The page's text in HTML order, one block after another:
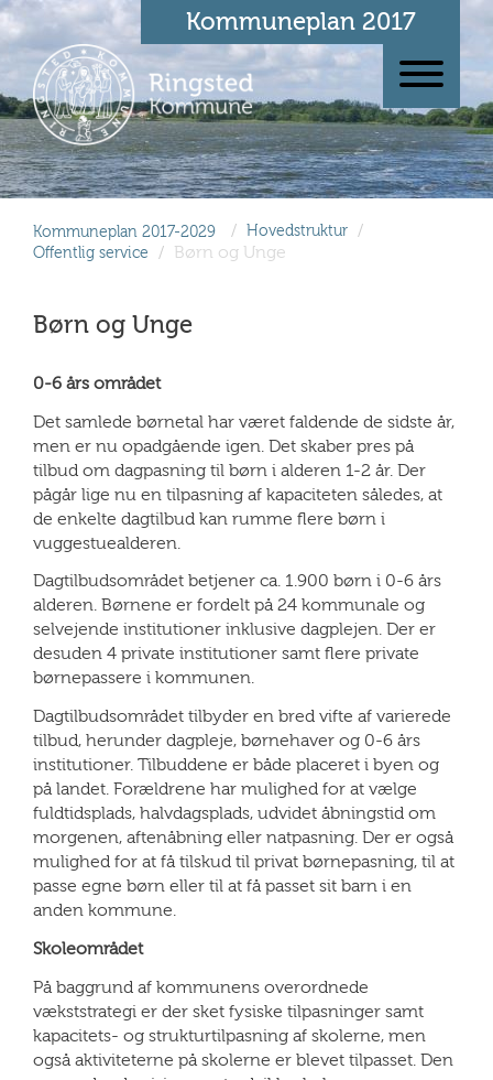
Kommuneplan 2017
Kommuneplan 2017-2029 / Hovedstruktur /
Offentlig service / Børn og Unge
Børn og Unge
0-6 års området
Det samlede børnetal har været faldende de sidste år,
men er nu opadgående igen. Det skaber pres på
tilbud om dagpasning til børn i alderen 1-2 år. Der
pågår lige nu en tilpasning af kapaciteten således, at
de enkelte dagtilbud kan rumme flere børn i
vuggestuealderen.
Dagtilbudsområdet betjener ca. 1.900 børn i 0-6 års
alderen. Børnene er fordelt på 24 kommunale og
selvejende institutioner inklusive dagplejen. Der er
desuden 4 private institutioner samt flere private
børnepassere i kommunen.
Dagtilbudsområdet tilbyder en bred vifte af varierede
tilbud, herunder dagpleje, børnehaver og 0-6 års
institutioner. Tilbuddene er både placeret i byen og
på landet. Forældrene har mulighed for at vælge
fuldtidsplads, halvdagsplads, udvidet åbningstid om
morgenen, aftenåbning eller natpasning. Der er også
mulighed for at få tilskud til privat børnepasning, til at
passe egne børn eller til at få passet sit barn i en
anden kommune.
Skoleområdet
På baggrund af kommunens overordnede
vækststrategi er der sket fysiske tilpasninger samt
kapacitets- og strukturtilpasning af skolerne, men
også aktiviteterne på skolerne er blevet tilpasset. Den